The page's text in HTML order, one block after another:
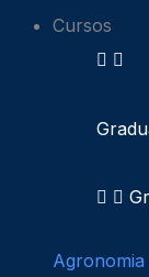
Cursos
Agronomia